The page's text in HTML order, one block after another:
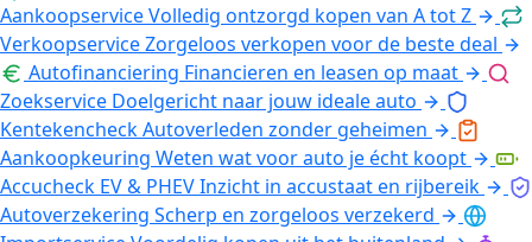
AankoopserviceVolledig ontzorgd kopen van A tot Z
VerkoopserviceZorgeloos verkopen voor de beste deal
Autofinanciering Financieren en leasen op maat
Zoekservice Doelgericht naar jouw ideale auto
KentekencheckAutoverleden zonder geheimen
Aankoopkeuring Weten wat voor auto je écht koopt
Accucheck EV & PHEVInzicht in accustaat en rijbereik
Autoverzekering Scherp en zorgeloos verzekerd